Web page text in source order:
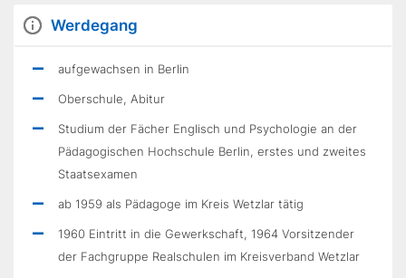
Werdegang
aufgewachsen in Berlin
Oberschule, Abitur
Studium der Fächer Englisch und Psychologie an der
Pädagogischen Hochschule Berlin, erstes und zweites
Staatsexamen
ab 1959 als Pädagoge im Kreis Wetzlar tätig
1960 Eintritt in die Gewerkschaft, 1964 Vorsitzender
der Fachgruppe Realschulen im Kreisverband Wetzlar